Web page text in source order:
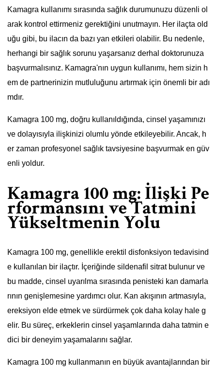
Kamagra kullanımı sırasında sağlık durumunuzu düzenli ol
arak kontrol ettirmeniz gerektiğini unutmayın. Her ilaçta old
uğu gibi, bu ilacın da bazı yan etkileri olabilir. Bu nedenle,
herhangi bir sağlık sorunu yaşarsanız derhal doktorunuza
başvurmalısınız. Kamagra'nın uygun kullanımı, hem sizin h
em de partnerinizin mutluluğunu artırmak için önemli bir adı
mdır.
Kamagra 100 mg, doğru kullanıldığında, cinsel yaşamınızı
ve dolayısıyla ilişkinizi olumlu yönde etkileyebilir. Ancak, h
er zaman profesyonel sağlık tavsiyesine başvurmak en güv
enli yoldur.
Kamagra 100 mg: İlişki Pe
rformansını ve Tatmini
Yükseltmenin Yolu
Kamagra 100 mg, genellikle erektil disfonksiyon tedavisind
e kullanılan bir ilaçtır. İçeriğinde sildenafil sitrat bulunur ve
bu madde, cinsel uyarılma sırasında penisteki kan damarla
rının genişlemesine yardımcı olur. Kan akışının artmasıyla,
ereksiyon elde etmek ve sürdürmek çok daha kolay hale g
elir. Bu süreç, erkeklerin cinsel yaşamlarında daha tatmin e
dici bir deneyim yaşamalarını sağlar.
Kamagra 100 mg kullanmanın en büyük avantajlarından bir